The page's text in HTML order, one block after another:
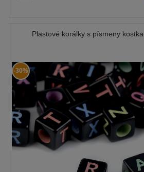
Plastové korálky s písmeny
-30%